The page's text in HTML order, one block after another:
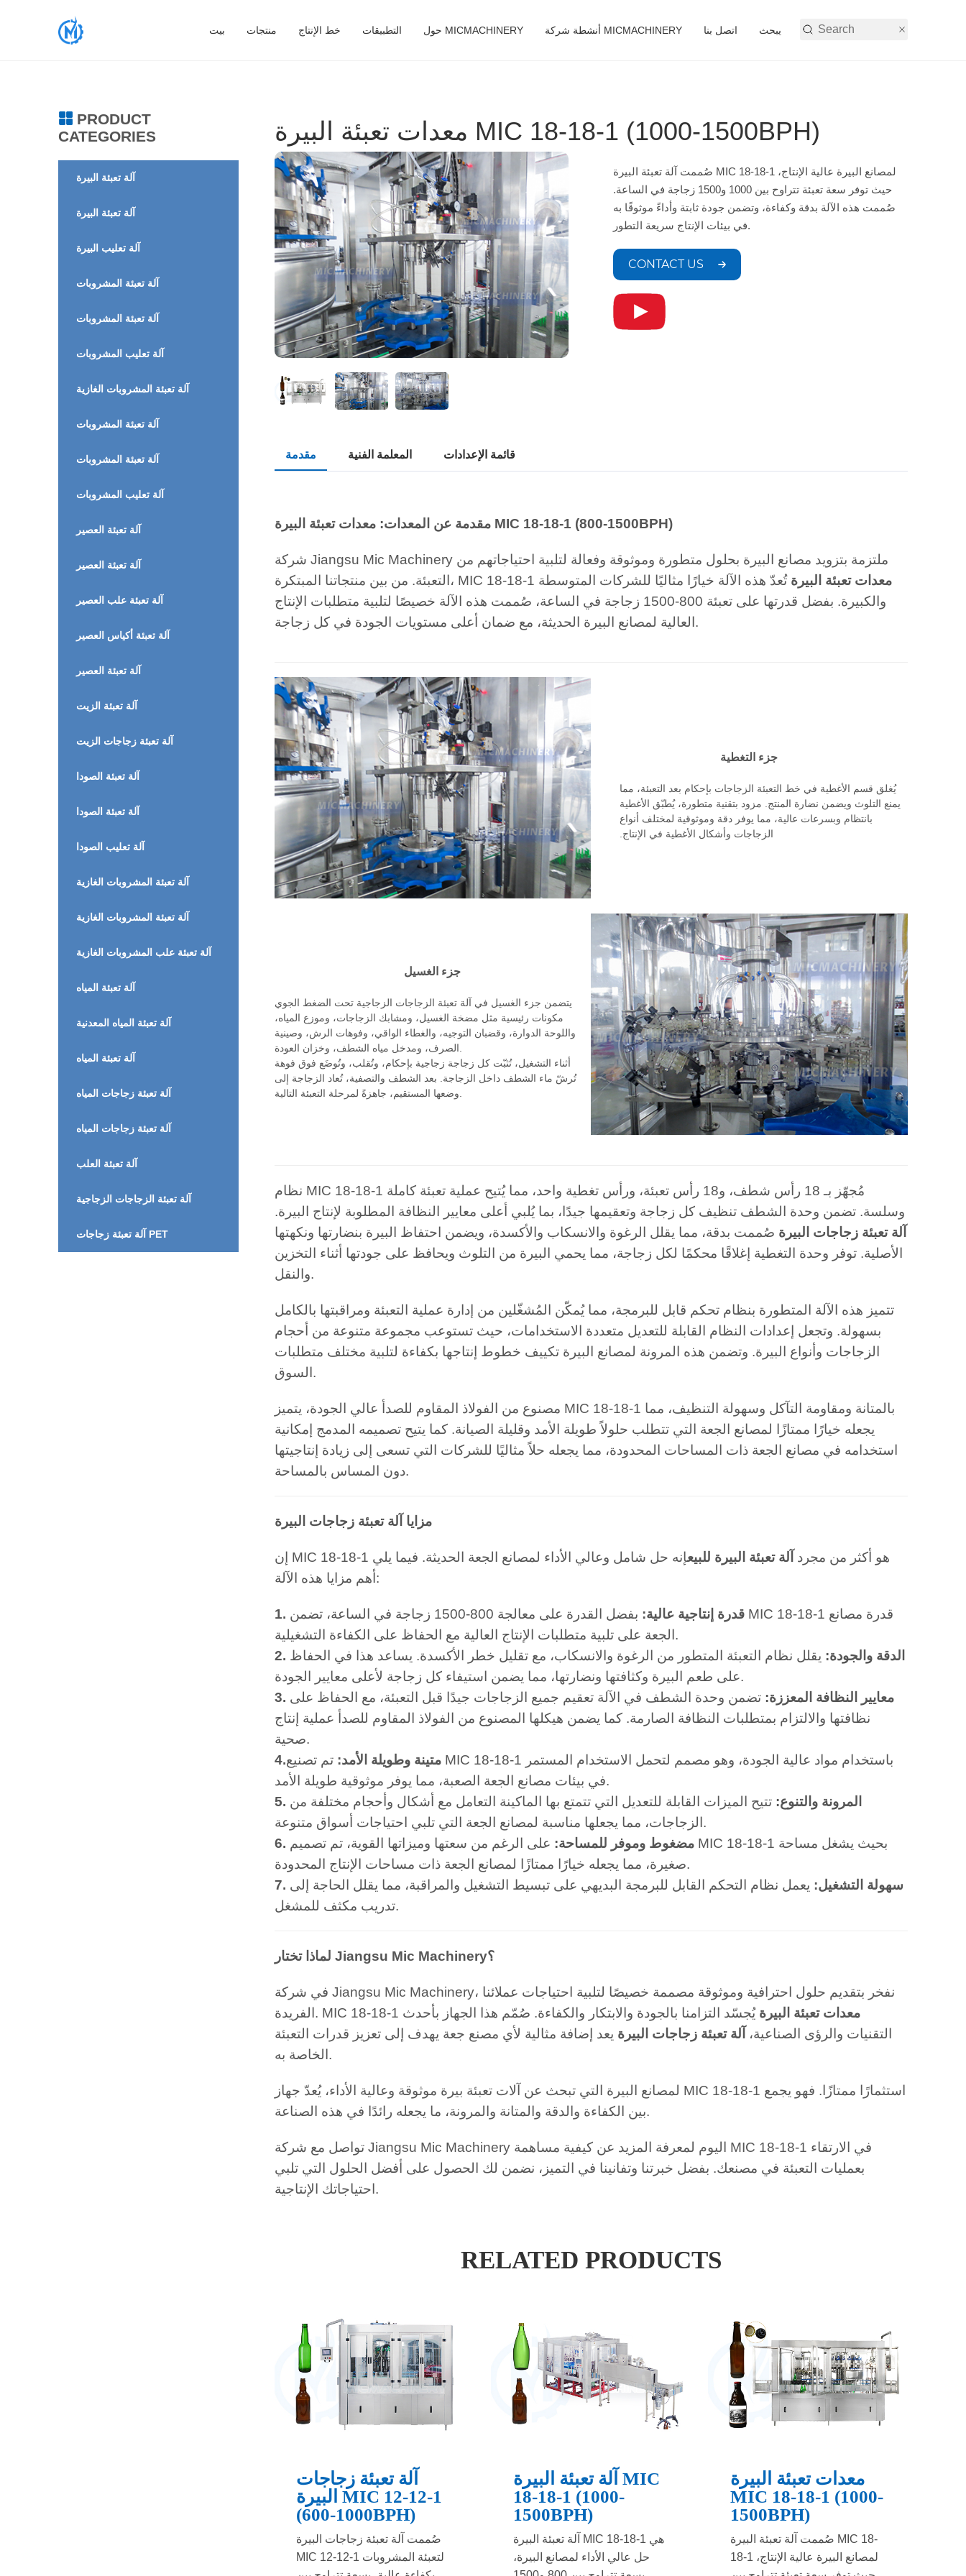
بيت منتجات خط الإنتاج التطبيقات حول MICMACHINERY أنشطة شركة MICMACHINERY اتصل بنا يبحث
PRODUCT
CATEGORIES
آلة تعبئة البيرة
آلة تعبئة البيرة
آلة تعليب البيرة
آلة تعبئة المشروبات
آلة تعبئة المشروبات
آلة تعليب المشروبات
آلة تعبئة المشروبات الغازية
آلة تعبئة المشروبات
آلة تعبئة المشروبات
آلة تعليب المشروبات
آلة تعبئة العصير
آلة تعبئة العصير
آلة تعبئة علب العصير
آلة تعبئة أكياس العصير
آلة تعبئة العصير
آلة تعبئة الزيت
آلة تعبئة زجاجات الزيت
آلة تعبئة الصودا
آلة تعبئة الصودا
آلة تعليب الصودا
آلة تعبئة المشروبات الغازية
آلة تعبئة المشروبات الغازية
آلة تعبئة علب المشروبات الغازية
آلة تعبئة المياه
آلة تعبئة المياه المعدنية
آلة تعبئة المياه
آلة تعبئة زجاجات المياه
آلة تعبئة زجاجات المياه
آلة تعبئة العلب
آلة تعبئة الزجاجات الزجاجية
آلة تعبئة زجاجات PET
معدات تعبئة البيرة MIC 18-18-1 (1000-1500BPH)
صُممت آلة تعبئة البيرة MIC 18-18-1 لمصانع البيرة عالية الإنتاج،
حيث توفر سعة تعبئة تتراوح بين 1000 و1500 زجاجة في الساعة.
صُممت هذه الآلة بدقة وكفاءة، وتضمن جودة ثابتة وأداءً موثوقًا به
في بيئات الإنتاج سريعة التطور.
CONTACT US
مقدمة المعلمة الفنية قائمة الإعدادات
مقدمة عن المعدات: معدات تعبئة البيرة MIC 18-18-1 (800-1500BPH)
شركة Jiangsu Mic Machinery ملتزمة بتزويد مصانع البيرة بحلول متطورة وموثوقة وفعالة لتلبية احتياجاتهم من
التعبئة. من بين منتجاتنا المبتكرة، MIC 18-18-1
معدات تعبئة البيرة تُعدّ هذه الآلة خيارًا مثاليًا للشركات المتوسطة
والكبيرة. بفضل قدرتها على تعبئة 800-1500 زجاجة في الساعة، صُممت هذه الآلة خصيصًا لتلبية متطلبات الإنتاج
العالية لمصانع البيرة الحديثة، مع ضمان أعلى مستويات الجودة في كل زجاجة.
جزء التغطية
يُغلق قسم الأغطية في خط التعبئة الزجاجات بإحكام بعد التعبئة، مما
يمنع التلوث ويضمن نضارة المنتج. مزود بتقنية متطورة، يُطبّق الأغطية
بانتظام وبسرعات عالية، مما يوفر دقة وموثوقية لمختلف أنواع
الزجاجات وأشكال الأغطية في الإنتاج.
جزء الغسيل
يتضمن جزء الغسيل في آلة تعبئة الزجاجات الزجاجية تحت الضغط الجوي
مكونات رئيسية مثل مضخة الغسيل، ومشابك الزجاجات، وموزع المياه،
واللوحة الدوارة، وقضبان التوجيه، والغطاء الواقي، وفوهات الرش، وصينية
أثناء التشغيل، تُثبّت كل زجاجة زجاجية بإحكام، وتُقلب، وتُوضَع فوق فوهة
تُرشّ ماء الشطف داخل الزجاجة. بعد الشطف والتصفية، تُعاد الزجاجة إلى
نظام MIC 18-18-1 مُجهّز بـ 18 رأس شطف، و18 رأس تعبئة، ورأس تغطية واحد، مما يُتيح عملية تعبئة كاملة
وسلسة. تضمن وحدة الشطف تنظيف كل زجاجة وتعقيمها جيدًا، بما يُلبي أعلى معايير النظافة المطلوبة لإنتاج البيرة.
آلة تعبئة زجاجات البيرة صُممت بدقة، مما يقلل الرغوة والانسكاب والأكسدة، ويضمن احتفاظ البيرة بنضارتها ونكهتها
الأصلية. توفر وحدة التغطية إغلاقًا محكمًا لكل زجاجة، مما يحمي البيرة من التلوث ويحافظ على جودتها أثناء التخزين
والنقل.
تتميز هذه الآلة المتطورة بنظام تحكم قابل للبرمجة، مما يُمكّن المُشغّلين من إدارة عملية التعبئة ومراقبتها بالكامل
بسهولة. وتجعل إعدادات النظام القابلة للتعديل متعددة الاستخدامات، حيث تستوعب مجموعة متنوعة من أحجام
الزجاجات وأنواع البيرة. وتضمن هذه المرونة لمصانع البيرة تكييف خطوط إنتاجها بكفاءة لتلبية مختلف متطلبات
السوق.
مصنوع من الفولاذ المقاوم للصدأ عالي الجودة، يتميز MIC 18-18-1 بالمتانة ومقاومة التآكل وسهولة التنظيف، مما
يجعله خيارًا ممتازًا لمصانع الجعة التي تتطلب حلولاً طويلة الأمد وقليلة الصيانة. كما يتيح تصميمه المدمج إمكانية
استخدامه في مصانع الجعة ذات المساحات المحدودة، مما يجعله حلاً مثاليًا للشركات التي تسعى إلى زيادة إنتاجيتها
دون المساس بالمساحة.
مزايا آلة تعبئة زجاجات البيرة
إن MIC 18-18-1 هو أكثر من مجرد آلة تعبئة البيرة للبيعإنه حل شامل وعالي الأداء لمصانع الجعة الحديثة. فيما يلي
أهم مزايا هذه الآلة:
1. قدرة إنتاجية عالية:
بفضل القدرة على معالجة 800-1500 زجاجة في الساعة، تضمن MIC 18-18-1 قدرة مصانع
الجعة على تلبية متطلبات الإنتاج العالية مع الحفاظ على الكفاءة التشغيلية.
2. الدقة والجودة: يقلل نظام التعبئة المتطور من الرغوة والانسكاب، مع تقليل خطر الأكسدة. يساعد هذا في الحفاظ
على طعم البيرة وكثافتها ونضارتها، مما يضمن استيفاء كل زجاجة لأعلى معايير الجودة.
3. معايير النظافة المعززة:تضمن وحدة الشطف في الآلة تعقيم جميع الزجاجات جيدًا قبل التعبئة، مع الحفاظ على
نظافتها والالتزام بمتطلبات النظافة الصارمة. كما يضمن هيكلها المصنوع من الفولاذ المقاوم للصدأ عملية إنتاج
صحية.
4.متينة وطويلة الأمد:تم تصنيع MIC 18-18-1 باستخدام مواد عالية الجودة، وهو مصمم لتحمل الاستخدام المستمر
في بيئات مصانع الجعة الصعبة، مما يوفر موثوقية طويلة الأمد.
5. المرونة والتنوع:تتيح الميزات القابلة للتعديل التي تتمتع بها الماكينة التعامل مع أشكال وأحجام مختلفة من
الزجاجات، مما يجعلها مناسبة لمصانع الجعة التي تلبي احتياجات أسواق متنوعة.
6. مضغوط وموفر للمساحة: على الرغم من سعتها وميزاتها القوية، تم تصميم MIC 18-18-1 بحيث يشغل مساحة
صغيرة، مما يجعله خيارًا ممتازًا لمصانع الجعة ذات مساحات الإنتاج المحدودة.
7. سهولة التشغيل: يعمل نظام التحكم القابل للبرمجة البديهي على تبسيط التشغيل والمراقبة، مما يقلل الحاجة إلى
تدريب مكثف للمشغل.
لماذا تختار Jiangsu Mic Machinery؟
في شركة Jiangsu Mic Machinery، نفخر بتقديم حلول احترافية وموثوقة مصممة خصيصًا لتلبية احتياجات عملائنا
الفريدة. MIC 18-18-1
معدات تعبئة البيرة يُجسّد التزامنا بالجودة والابتكار والكفاءة. صُمّم هذا الجهاز بأحدث
التقنيات والرؤى الصناعية،
آلة تعبئة زجاجات البيرة يعد إضافة مثالية لأي مصنع جعة يهدف إلى تعزيز قدرات التعبئة
الخاصة به.
لمصانع البيرة التي تبحث عن آلات تعبئة بيرة موثوقة وعالية الأداء، يُعدّ جهاز MIC 18-18-1 استثمارًا ممتازًا. فهو يجمع
بين الكفاءة والدقة والمتانة والمرونة، ما يجعله رائدًا في هذه الصناعة.
تواصل مع شركة Jiangsu Mic Machinery اليوم لمعرفة المزيد عن كيفية مساهمة MIC 18-18-1 في الارتقاء
بعمليات التعبئة في مصنعك. بفضل خبرتنا وتفانينا في التميز، نضمن لك الحصول على أفضل الحلول التي تلبي
احتياجاتك الإنتاجية.
RELATED PRODUCTS
آلة تعبئة زجاجات
البيرة MIC 12-12-1
(600-1000BPH)
صُممت آلة تعبئة زجاجات البيرة
MIC 12-12-1 لتعبئة المشروبات
آلة تعبئة البيرة MIC
18-18-1 (1000-
1500BPH)
آلة تعبئة البيرة MIC 18-18-1 هي
حل عالي الأداء لمصانع البيرة،
معدات تعبئة البيرة
MIC 18-18-1 (1000-
1500BPH)
صُممت آلة تعبئة البيرة MIC 18-
18-1 لمصانع البيرة عالية الإنتاج،